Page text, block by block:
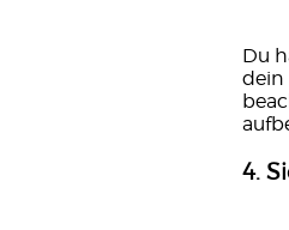
Du
dein
4.